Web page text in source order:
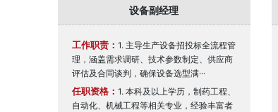
设备副经理
工作职责： 1. 主导生产设备招投标全流程管
理，涵盖需求调研、技术参数制定、供应商
评估及合同谈判，确保设备选型满···
任职资格： 1. 本科及以上学历，制药工程、
自动化、机械工程等相关专业，经验丰富者